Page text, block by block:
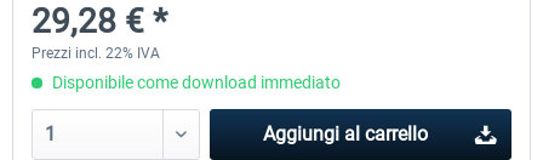
30,71 € *
29,28 € *
Prezzi incl. 22% IVA
Disponibile come download immediato
Aggiungi al carrello